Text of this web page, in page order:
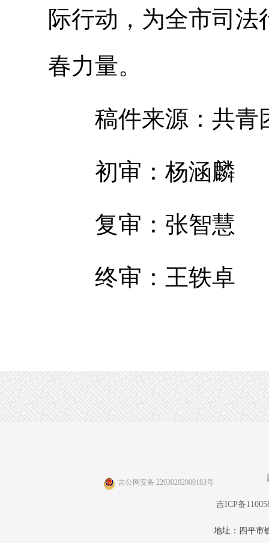
际行动，为全市司
春力量。
稿件来源：共青
初审：杨涵麟
复审：张智慧
终审：王轶卓
吉公网安备 22030202000183号
吉ICP备
地址：四平市